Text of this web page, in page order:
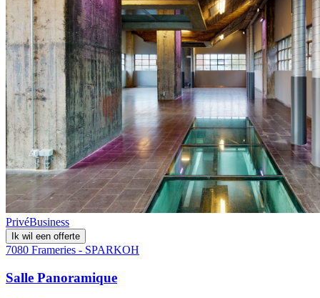
PrivéBusiness
Ik wil een offerte
7080 Frameries - SPARKOH
Salle Panoramique